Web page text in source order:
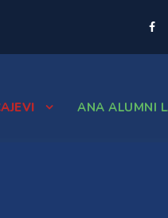
ANA ALUMNI